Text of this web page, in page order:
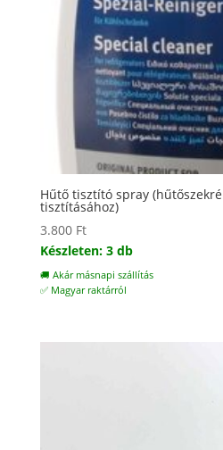
Hűtő tisztító spray
tisztításához)
3.800 Ft
Készleten: 3 db
🚚 Akár másnapi szállítás
✅ Magyar raktárról